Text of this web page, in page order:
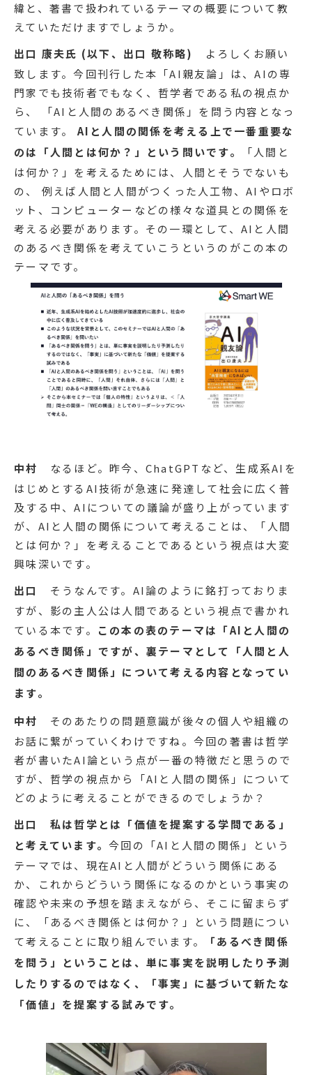
緯と、著書で扱われているテーマの概要について教
えていただけますでしょうか。
出口 康夫氏 (以下、出口 敬称略)
よろしくお願い
致します。今回刊行した本「AI親友論」は、AIの専
門家でも技術者でもなく、哲学者である私の視点か
ら、 「AIと人間のあるべき関係」を問う内容となっ
ています。 AIと人間の関係を考える上で一番重要な
のは「人間とは何か？」という問いです。
「人間と
は何か？」を考えるためには、人間とそうでないも
の、 例えば人間と人間がつくった人工物、AIやロボ
ット、コンピューターなどの様々な道具との関係を
考える必要があります。その一環として、AIと人間
のあるべき関係を考えていこうというのがこの本の
テーマです。
中村
なるほど。昨今、ChatGPTなど、生成系AIを
はじめとするAI技術が急速に発達して社会に広く普
及する中、AIについての議論が盛り上がっています
が、AIと人間の関係について考えることは、「人間
とは何か？」を考えることであるという視点は大変
興味深いです。
出口
そうなんです。AI論のように銘打っておりま
すが、影の主人公は人間であるという視点で書かれ
ている本です。
この本の表のテーマは「AIと人間の
あるべき関係」ですが、裏テーマとして「人間と人
間のあるべき関係」について考える内容となってい
ます。
中村
そのあたりの問題意識が後々の個人や組織の
お話に繋がっていくわけですね。今回の著書は哲学
者が書いたAI論という点が一番の特徴だと思うので
すが、哲学の視点から「AIと人間の関係」について
どのように考えることができるのでしょうか？
出口
私は哲学とは「価値を提案する学問である」
と考えています。 今回の「AIと人間の関係」という
テーマでは、現在AIと人間がどういう関係にある
か、これからどういう関係になるのかという事実の
確認や未来の予想を踏まえながら、そこに留まらず
に、「あるべき関係とは何か？」という問題につい
て考えることに取り組んでいます。
「あるべき関係
を問う」ということは、単に事実を説明したり予測
したりするのではなく、「事実」に基づいて新たな
「価値」を提案する試みです。